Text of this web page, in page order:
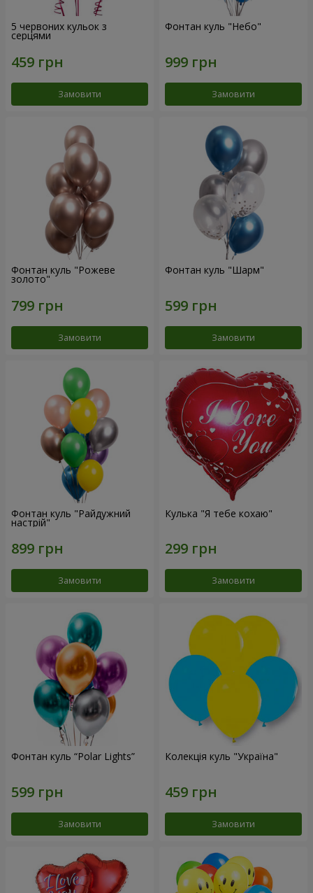
5 червоних кульок з
серцями
Замовити
Фонтан куль "Небо"
Замовити
Фонтан куль "Рожеве
золото"
Замовити
Фонтан куль "Шарм"
Замовити
Фонтан куль "Райдужний
настрій"
Замовити
Кулька "Я тебе кохаю"
Замовити
Фонтан куль “Polar Lights”
Замовити
Колекція куль "Україна"
Замовити